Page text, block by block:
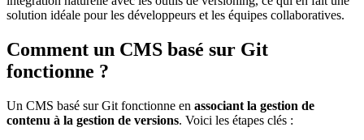
solution idéale pour les développeurs et les équipes collaboratives.
Comment un CMS basé sur Git
fonctionne ?
Un CMS basé sur Git fonctionne en associant la gestion de
contenu à la gestion de versions. Voici les étapes clés :